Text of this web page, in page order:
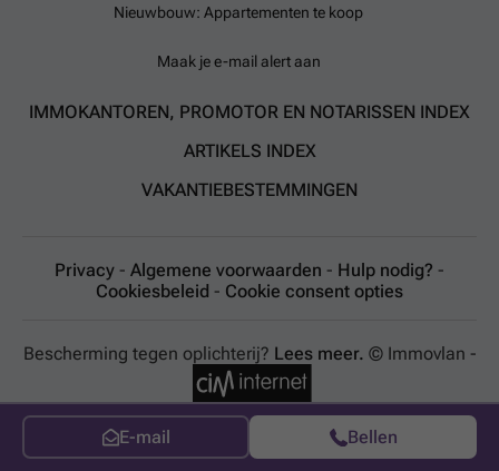
E-mail Bellen
Nieuwbouw: Appartementen te koop
Maak je e-mail alert aan
IMMOKANTOREN, PROMOTOR EN NOTARISSEN INDEX
ARTIKELS INDEX
VAKANTIEBESTEMMINGEN
Privacy - Algemene voorwaarden - Hulp nodig? -
Cookiesbeleid - Cookie consent opties
Bescherming tegen oplichterij? Lees meer. © Immovlan -